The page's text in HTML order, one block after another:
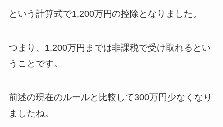
という計算式で1,200万円の控除となりました。
つまり、1,200万円までは非課税で受け取れるとい
うことです。
前述の現在のルールと比較して300万円少なくなり
ましたね。